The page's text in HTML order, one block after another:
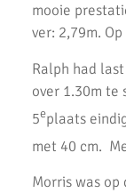
Record aantal
Goede oogst in
Onderlinge
mooie
ver: 2,79m.
Ralph had
over 1.30m te
5eplaats
met 40 cm.
Morris was